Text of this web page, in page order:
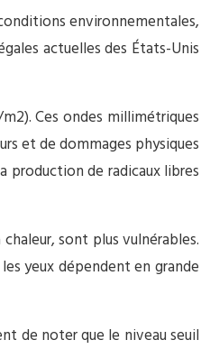
environnementales,
actuelles des États-Unis
Ces ondes millimétriques
et de dommages physiques
production de radicaux libres
sont plus vulnérables.
yeux dépendent en grande
de noter que le niveau seuil